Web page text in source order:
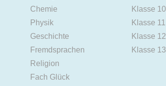
Chemie
Physik
Geschichte
Fremdsprachen
Religion
Fach Glück
Klasse 10
Klasse 11
Klasse 12
Klasse 13